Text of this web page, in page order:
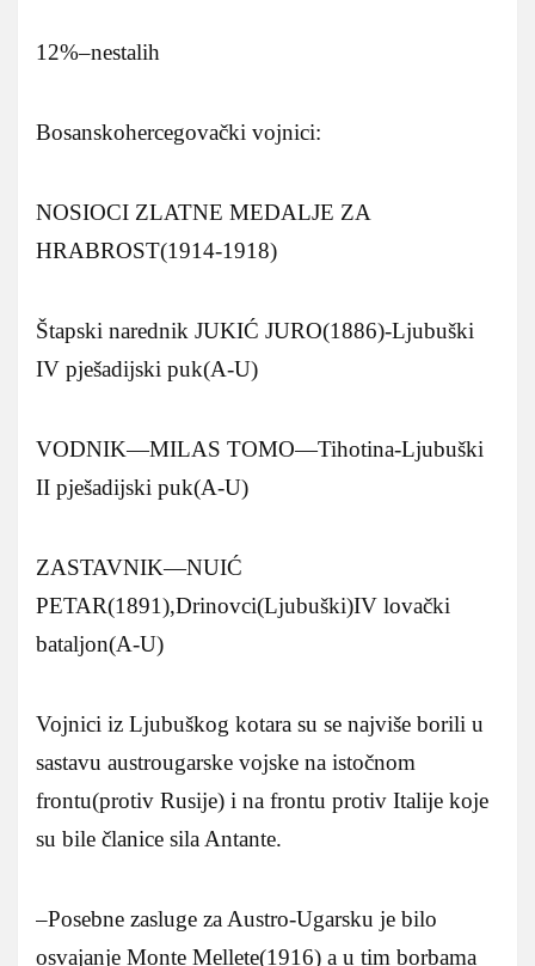
12%–nestalih
Bosanskohercegovački vojnici:
NOSIOCI ZLATNE MEDALJE ZA
HRABROST(1914-1918)
Štapski narednik JUKIĆ JURO(1886)-Ljubuški
IV pješadijski puk(A-U)
VODNIK—MILAS TOMO—Tihotina-Ljubuški
II pješadijski puk(A-U)
ZASTAVNIK—NUIĆ
PETAR(1891),Drinovci(Ljubuški)IV lovački
bataljon(A-U)
Vojnici iz Ljubuškog kotara su se najviše borili u
sastavu austrougarske vojske na istočnom
frontu(protiv Rusije) i na frontu protiv Italije koje
su bile članice sila Antante.
–Posebne zasluge za Austro-Ugarsku je bilo
osvajanje Monte Mellete(1916) a u tim borbama